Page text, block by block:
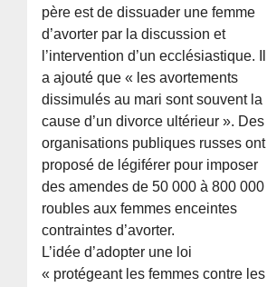
père est de dissuader une femme
d’avorter par la discussion et
l’intervention d’un ecclésiastique. Il
a ajouté que « les avortements
dissimulés au mari sont souvent la
cause d’un divorce ultérieur ». Des
organisations publiques russes ont
proposé de légiférer pour imposer
des amendes de 50 000 à 800 000
roubles aux femmes enceintes
contraintes d’avorter.
L’idée d’adopter une loi
« protégeant les femmes contre les